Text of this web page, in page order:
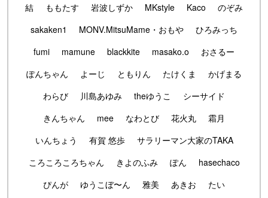
結
ももたす 岩波しずか MKstyle Kaco
のぞみ
sakaken1
MONV.MitsuMame・おもや
ひろみっち
fumi
mamune blackkite masako.o
おさるー
ぽんちゃん
よーじ ともりん たけくま
かげまる
わらび
川島あゆみ theゆうこ
シーサイド
きんちゃん
mee なわとび 花火丸
霜月
いんちょう
有賀 悠歩
サラリーマン大家のTAKA
ころころころちゃん
きよのふみ ぽん
hasechaco
ぴんが
ゆうこぼ〜ん 雅美 あきお
たい